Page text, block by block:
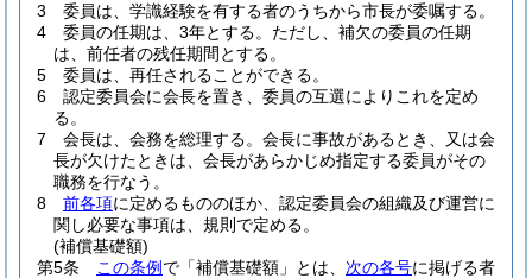
3
委員は、学識経験を有する者のうちから市長が委嘱する。
4
委員の任期は、3年とする。 ただし、補欠の委員の任期
は、前任者の残任期間とする。
5
委員は、再任されることができる。
6
認定委員会に会長を置き、委員の互選によりこれを定め
る。
7
会長は、会務を総理する。 会長に事故があるとき、又は会
長が欠けたときは、会長があらかじめ指定する委員がその
職務を行なう。
8
前各項に定めるもののほか、認定委員会の組織及び運営に
関し必要な事項は、規則で定める。
(補償基礎額)
第5条
この条例 で「補償基礎額」とは、 次の各号に掲げる者